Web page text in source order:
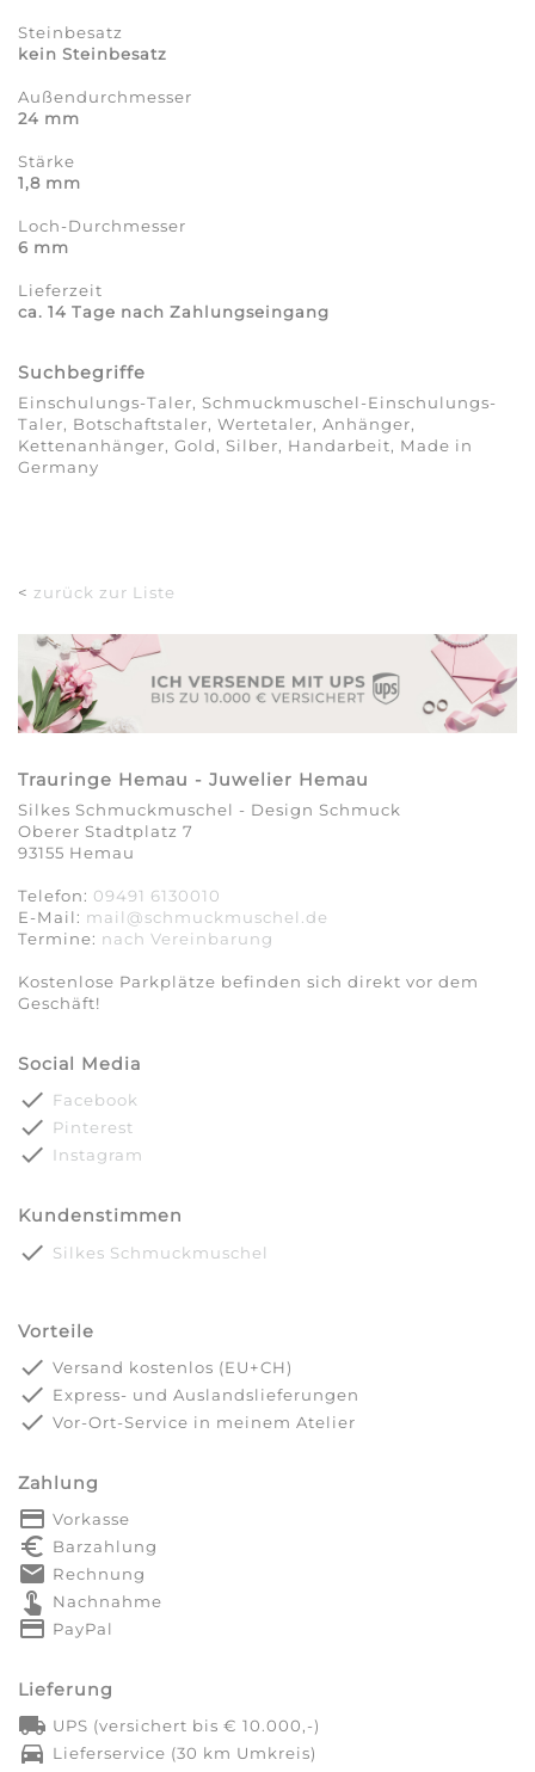
Steinbesatz
kein Steinbesatz
Außendurchmesser
24 mm
Stärke
1,8 mm
Loch-Durchmesser
6 mm
Lieferzeit
ca. 14 Tage nach Zahlungseingang
Suchbegriffe
Einschulungs-Taler, Schmuckmuschel-Einschulungs-
Taler, Botschaftstaler, Wertetaler, Anhänger,
Kettenanhänger, Gold, Silber, Handarbeit, Made in
Germany
< zurück zur Liste
Trauringe Hemau - Juwelier Hemau
Silkes Schmuckmuschel - Design Schmuck
Oberer Stadtplatz 7
93155 Hemau
Telefon: 09491 6130010
E-Mail: mail@schmuckmuschel.de
Termine: nach Vereinbarung​​​​​​​
Kostenlose Parkplätze befinden sich direkt vor dem
Geschäft!
Social Media
done Facebook
done Pinterest
done Instagram
Kundenstimmen
done Silkes Schmuckmuschel
Vorteile
done Versand kostenlos (EU+CH)
done Express- und Auslandslieferungen
done Vor-Ort-Service in meinem Atelier
Zahlung
payment Vorkasse
euro_symbol Barzahlung
markunread Rechnung
touch_app Nachnahme
credit_card PayPal
Lieferung
local_shipping UPS (versichert bis € 10.000,-)
directions_car Lieferservice (30 km Umkreis)